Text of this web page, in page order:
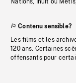
Nations, Inuit ou
Contenu sensible?
Les films et les
120 ans. Certaines
offensants pour